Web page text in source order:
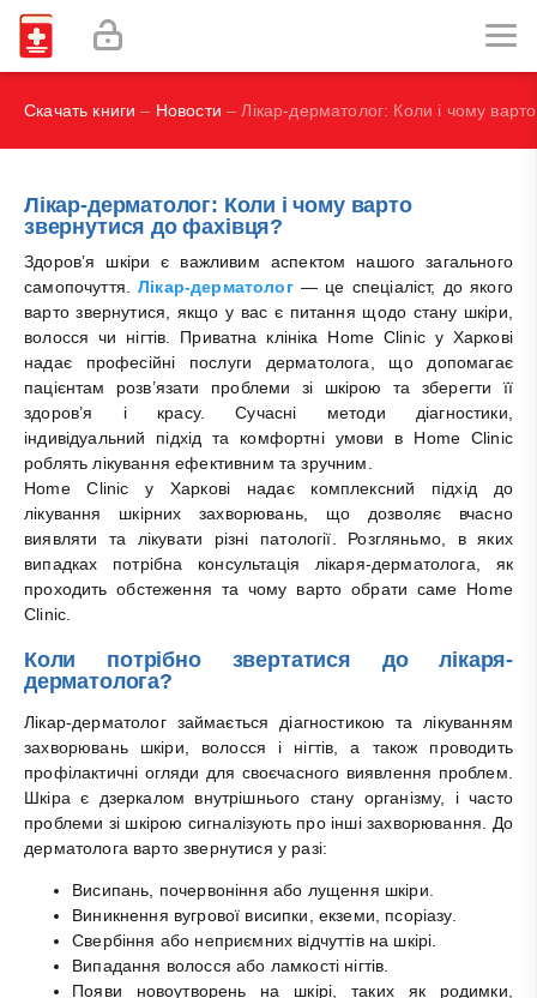
И.В., Брегель Л.В., Субботин В.М.
Фокин В. А.
Скачать книги – Новости – Лікар-дерматолог: Коли і чому
Лікар-дерматолог: Коли і чому варто
звернутися до фахівця?
Здоров’я шкіри є важливим аспектом нашого загального
самопочуття.Лікар-дерматолог— це спеціаліст, до якого
варто звернутися, якщо у вас є питання щодо стану шкіри,
волосся чи нігтів. Приватна клініка Home Clinic у Харкові
надає професійні послуги дерматолога, що допомагає
пацієнтам розв’язати проблеми зі шкірою та зберегти її
здоров’я і красу. Сучасні методи діагностики,
індивідуальний підхід та комфортні умови в Home Clinic
роблять лікування ефективним та зручним.
Home Clinic у Харкові надає комплексний підхід до
лікування шкірних захворювань, що дозволяє вчасно
виявляти та лікувати різні патології. Розгляньмо, в яких
випадках потрібна консультація лікаря-дерматолога, як
проходить обстеження та чому варто обрати саме Home
Clinic.
Коли потрібно звертатися до лікаря-
дерматолога?
Лікар-дерматолог займається діагностикою та лікуванням
захворювань шкіри, волосся і нігтів, а також проводить
профілактичні огляди для своєчасного виявлення проблем.
Шкіра є дзеркалом внутрішнього стану організму, і часто
проблеми зі шкірою сигналізують про інші захворювання. До
дерматолога варто звернутися у разі:
Висипань, почервоніння або лущення шкіри.
Виникнення вугрової висипки, екземи, псоріазу.
Свербіння або неприємних відчуттів на шкірі.
Випадання волосся або ламкості нігтів.
Появи новоутворень на шкірі, таких як родимки,